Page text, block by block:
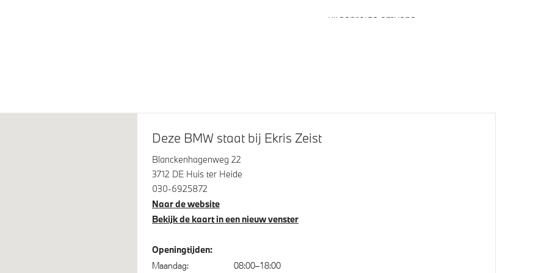
uitgebreide omvang
Driving Assistant
Parking assistant plus
Deze BMW staat bij Ekris Zeist
Blanckenhagenweg 22
3712 DE Huis ter Heide
030-6925872
Naar de website
Bekijk de kaart in een nieuw venster
Openingtijden:
Maandag:
08:00–18:00